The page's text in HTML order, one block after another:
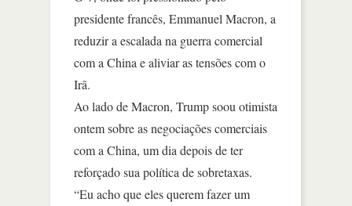
presidente francês, Emmanuel Macron, a
reduzir a escalada na guerra comercial
com a China e aliviar as tensões com o
Irã.
Ao lado de Macron, Trump soou otimista
ontem sobre as negociações comerciais
com a China, um dia depois de ter
reforçado sua política de sobretaxas.
“Eu acho que eles querem fazer um